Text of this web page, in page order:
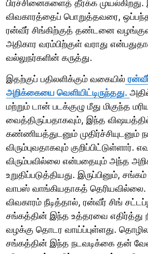
பிரச்சினைகளைத் தீர்க்க
விவகாரத்தைப் பொறுத்தவரை,
ரன்வீர் சிங்கிற்குத் தண்டனை
அதிகார வரம்பிற்குள் வராது
வல்லுநர்களின் கருத்து.
இதற்குப் பதிலளிக்கும் வகையில்
அறிக்கையை வெளியிட்டிருந்தது.
மற்றும் டான் படக்குழு மீது மிகுந்த
வைத்திருப்பதாகவும், இந்த
கண்ணியத்துடனும்
விரும்புவதாகவும் குறிப்பிட்டுள்ளார்.
விரும்பவில்லை என்பதையும் அந்த
உறுதிப்படுத்தியது. இருப்பினும்,
வாபஸ் வாங்கியதாகத்
விவகாரம் நீடித்தால், ரன்வீர் சிங்
சங்கத்தின் இந்த உத்தரவை எதிர்த்து
வழக்கு தொடர வாய்ப்புள்ளது.
சங்கத்தின் இந்த நடவடிக்கை தன்